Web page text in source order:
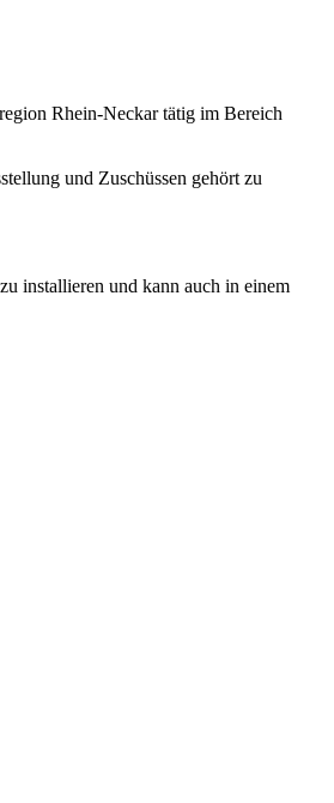
Rhein-Neckar tätig im Bereich
und Zuschüssen gehört zu
installieren und kann auch in einem